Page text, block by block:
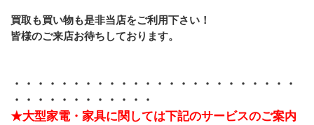
買取も買い物も是非当店をご利用下さい！
皆様のご来店お待ちしております。
・・・・・・・・・・・・・・・・・・・・・・・・
・・・・・・・・・・・・
★大型家電・家具に関しては下記のサービスのご案内